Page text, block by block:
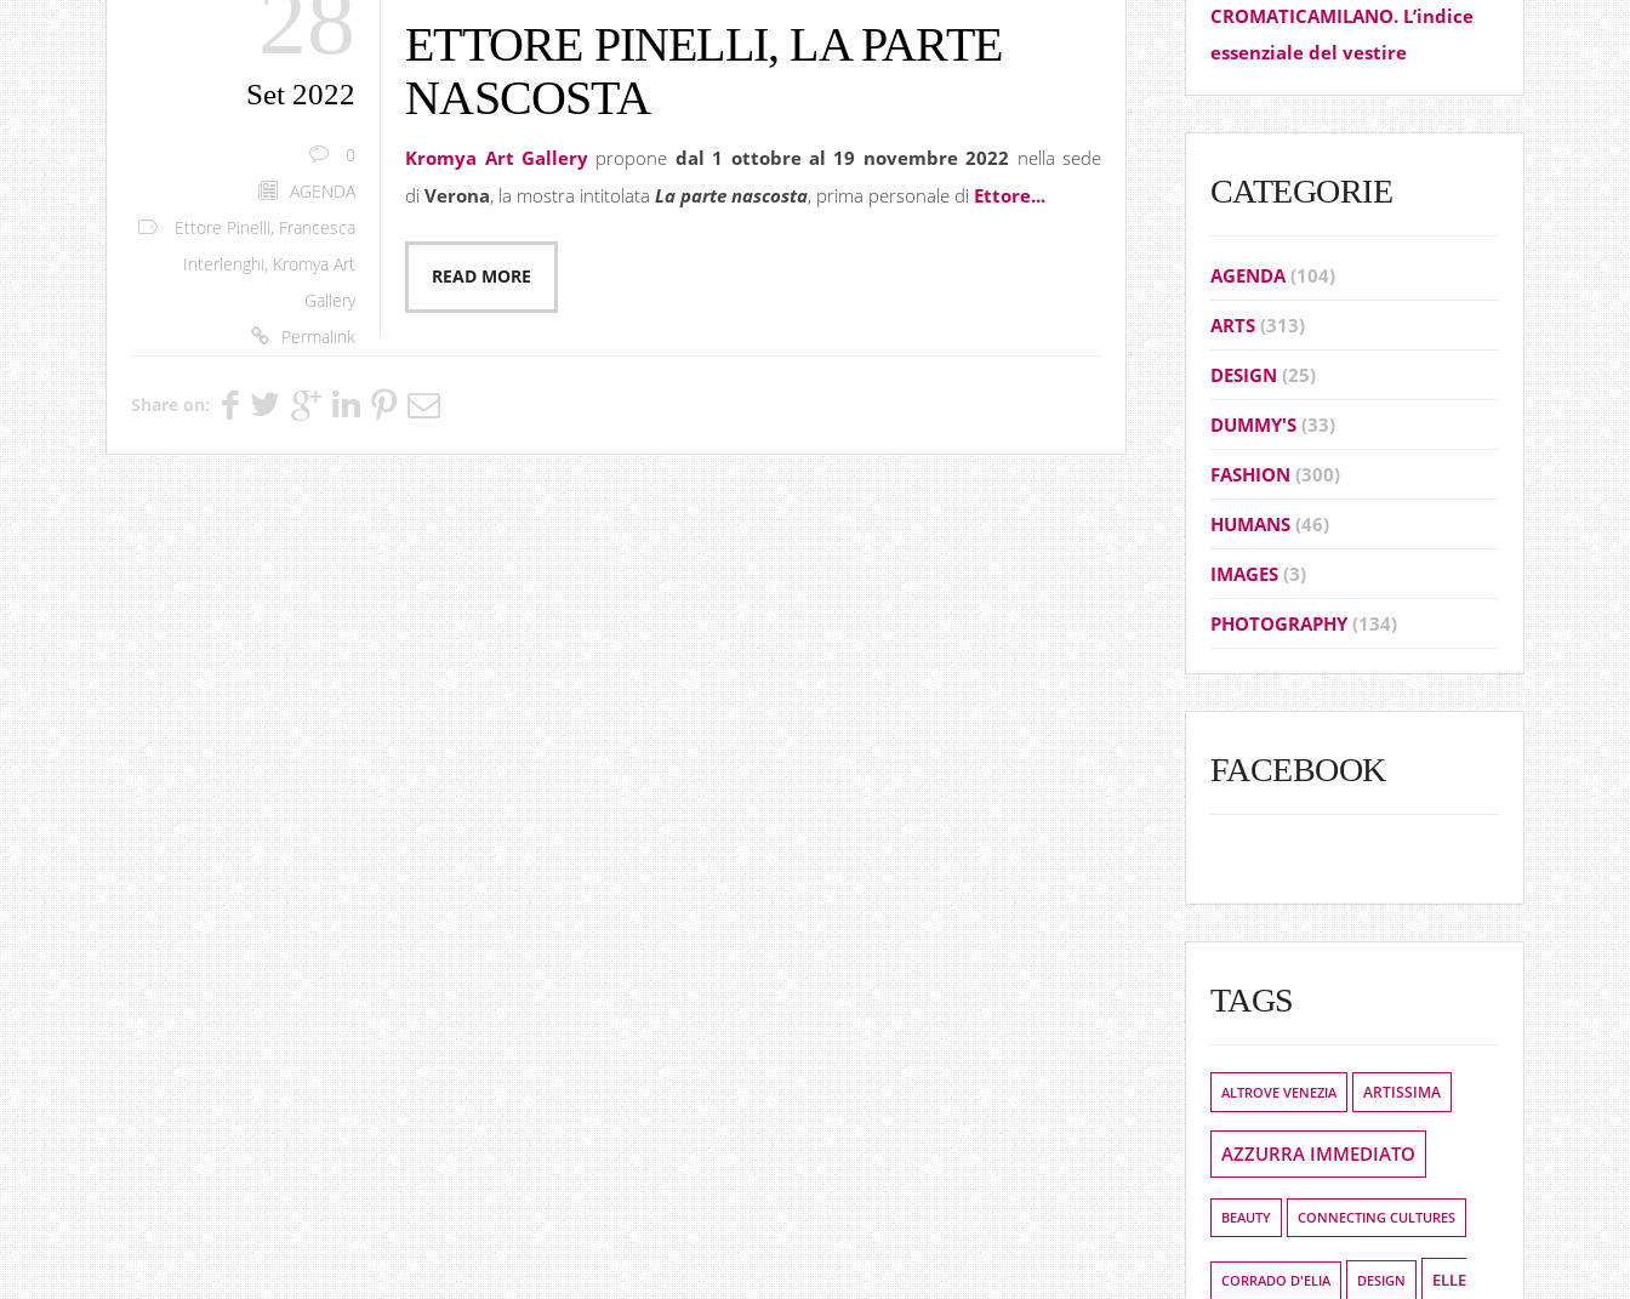
Set 2022
0
AGENDA
Ettore Pinelli, Francesca
Interlenghi, Kromya Art
Gallery
Permalink
ETTORE PINELLI, LA PARTE
NASCOSTA
Kromya Art Gallerypropone dal 1 ottobre al 19 novembre 2022 nella sede
diVerona, la mostra intitolataLa parte nascosta, prima personale di Ettore...
READ MORE
Share on:
CROMATICAMILANO. L’indice
essenziale del vestire
CATEGORIE
AGENDA(104)
ARTS (313)
DESIGN (25)
DUMMY'S (33)
FASHION (300)
HUMANS (46)
IMAGES (3)
PHOTOGRAPHY(134)
FACEBOOK
TAGS
ALTROVE VENEZIA ARTISSIMA
AZZURRA IMMEDIATO
BEAUTY CONNECTING CULTURES
CORRADO D'ELIA DESIGN ELLE